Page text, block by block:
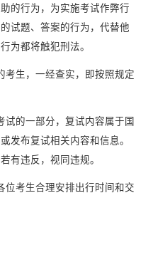
的行为，为实施考试作弊行
试题、答案的行为，代替他
为都将触犯刑法。
考生，一经查实，即按照规定
试的一部分，复试内容属于国
发布复试相关内容和信息。
有违反，视同违规。
位考生合理安排出行时间和交